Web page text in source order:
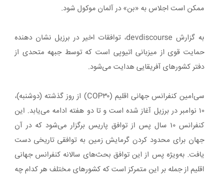
ممکن است اجلاس به «بن» در آلمان موکول شود.
به گزارش devdiscourse، توافقات اخیر در برزیل نشان دهنده
حمایت قوی از میزبانی اتیوپی است که توسط جبهه متحدی از
دفتر کشورهای آفریقایی هدایت می‌شود.
سی‌امین کنفرانس جهانی اقلیم (COP۳۰) از روز گذشته (دوشنبه)،
۱۰ نوامبر در برزیل آغاز شده است و تا دو هفته ادامه می‌یابد. این
کنفرانس ۱۰ سال پس از توافق پاریس برگزار می‌شود که در آن
جهان برای محدود کردن گرمایش زمین به توافقی تاریخی دست
یافت. به‌ویژه پس از این توافق بحث‌های سالانه کنفرانس جهانی
اقلیم از جمله بر این متمرکز است که کشورهای مختلف هر کدام چه